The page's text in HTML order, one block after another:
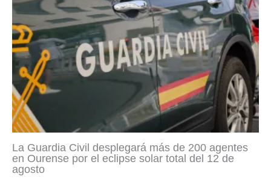
La Guardia Civil desplegará más de 200 agentes
en Ourense por el eclipse solar total del 12 de
agosto